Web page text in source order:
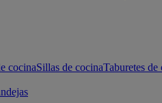
cocinaSillas de cocinaTaburetes de